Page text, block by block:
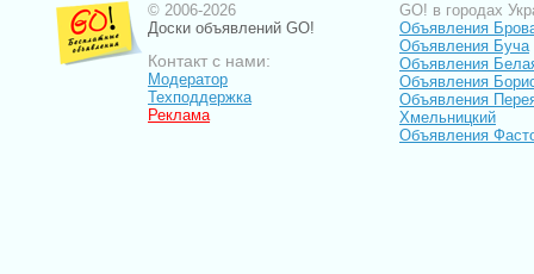
© 2006-2026
Доски объявлений GO!
Контакт с нами:
Модератор
Техподдержка
Реклама
GO! в городах
Объявления
Объявления Буча
Объявления
Объявления
Объявления
Хмельницкий
Объявления